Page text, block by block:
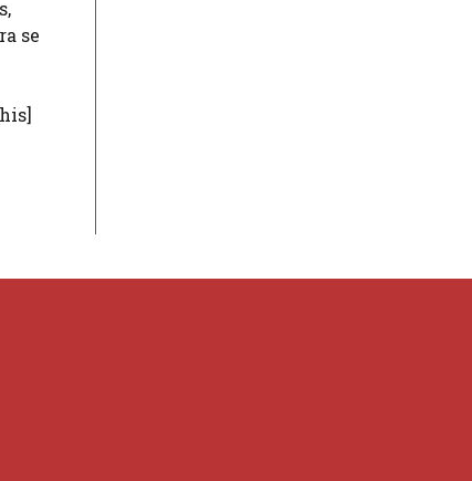
se